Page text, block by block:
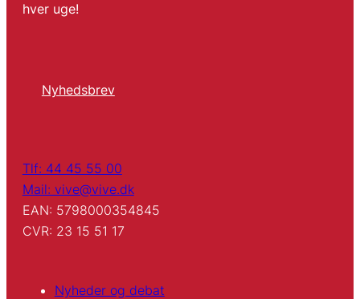
hver uge!
Nyhedsbrev
Tlf: 44 45 55 00
Mail: vive@vive.dk
EAN: 5798000354845
CVR: 23 15 51 17
Nyheder og debat